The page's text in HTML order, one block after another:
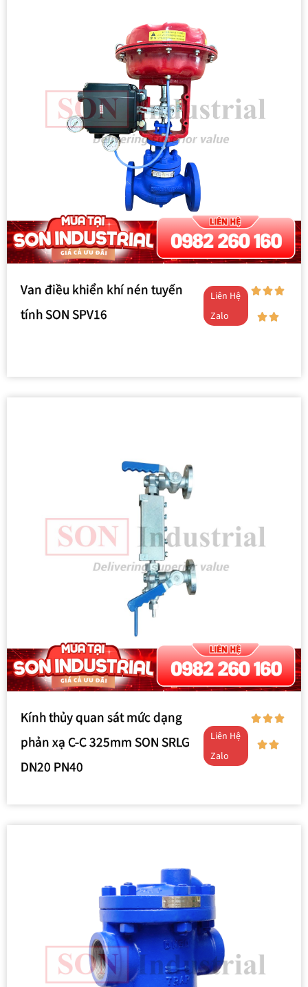
Van điều khiển khí nén tuyến
tính SON SPV16
Liên Hệ
Zalo
Kính thủy quan sát mức dạng
phản xạ C-C 325mm SON SRLG
DN20 PN40
Liên Hệ
Zalo